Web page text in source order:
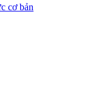
cơ bản